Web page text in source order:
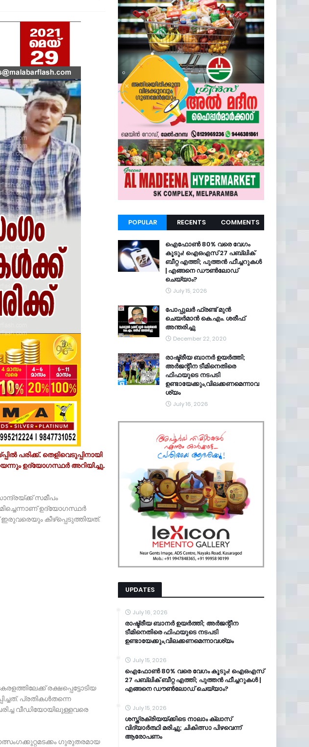
പരിക്ക്. തെളിവെടുപ്പിനായി
ഉദ്യോഗസ്ഥർ അറിയിച്ചു.
സമീപം
ഉദ്യോഗസ്ഥർ
കീഴ്പ്പെടുത്തിയത്.
രക്ഷപ്പെട്ടോടിയ
പ്രതികൾതന്നെ
വീഡിയോയിലുള്ളവരെ
ഗുരുതരമായ
POPULAR RECENTS COMMENTS
ഐഫോൺ 80% വരെ വേഗം
കൂടും! ഐഒഎസ് 27 പബ്ലിക്
ബീറ്റ എത്തി; പുത്തൻ ഫീച്ചറുകൾ
| എങ്ങനെ ഡൗൺലോഡ്
ചെയ്യാം?
July 15, 2026
പോപ്പുലർ ഫ്രണ്ട്​ മുൻ
ചെയർമാൻ കെ.എം. ശരീഫ്​
അന്തരിച്ചു
December 22, 2020
രാഷ്ട്രീയ ബാനർ ഉയർത്തി;
അർജന്റീന ടീമിനെതിരെ
ഫിഫയുടെ നടപടി
ഉണ്ടായേക്കും,വിലക്കണമെന്നാവ
ശ്യം
July 16, 2026
UPDATES
July 16, 2026
രാഷ്ട്രീയ ബാനർ ഉയർത്തി; അർജന്റീന
ടീമിനെതിരെ ഫിഫയുടെ നടപടി
ഉണ്ടായേക്കും,വിലക്കണമെന്നാവശ്യം
July 15, 2026
ഐഫോൺ 80% വരെ വേഗം കൂടും! ഐഒഎസ്
27 പബ്ലിക് ബീറ്റ എത്തി; പുത്തൻ ഫീച്ചറുകൾ |
എങ്ങനെ ഡൗൺലോഡ് ചെയ്യാം?
July 15, 2026
ശസ്ത്രക്രിയയ്ക്കിടെ നാലാം ക്ലാസ്
വിദ്യാർത്ഥി മരിച്ചു; ചികിത്സാ പിഴവെന്ന്
ആരോപണം